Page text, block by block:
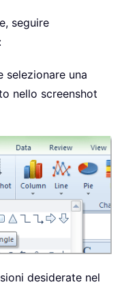
seguire
selezionare una
nello screenshot
desiderate nel